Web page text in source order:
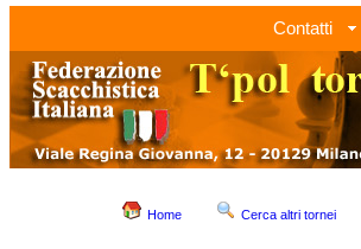
Contatti
Home Cerca altri tornei